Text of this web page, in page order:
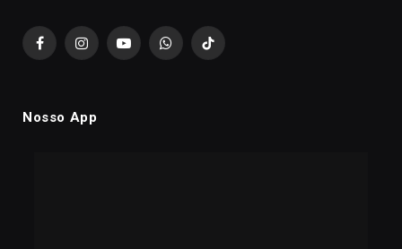
FacebookInstagramYouTubeWhatsAppTikTok
Nosso App